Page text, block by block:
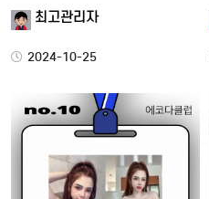
최고관리자
2024-10-25